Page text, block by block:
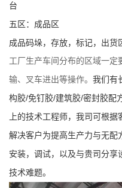
式
在
线
留
言
台
五区：成品区
成品码垛，存放，标记，出货
工厂生产车间分布的区域一
输、叉车进出等操作。 我们有
构胶/免钉胶/建筑胶/密封胶配
上的技术工程师， 我司可根据
解决客户为提高生产力与无配
安装，调试，以及与贵司分
技术难题。